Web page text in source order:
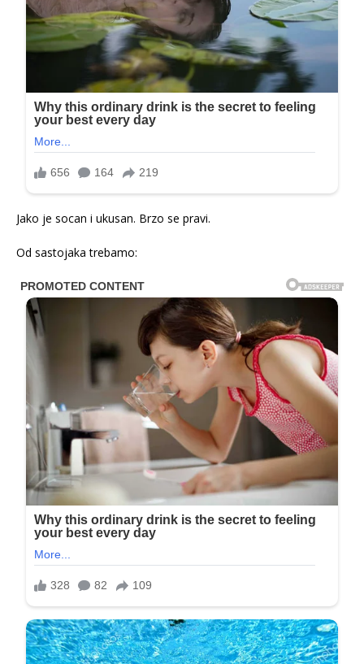
Jako je socan i ukusan. Brzo se pravi.
Od sastojaka trebamo: